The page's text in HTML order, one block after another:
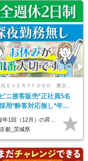
ニ接客販売*正社員5名
用*酔客対応無し*年休
～*創業59年の安定基盤*
ニ経験者優遇
り（6月・12月） 月給26万円＋賞与年2回＋交通費全額支給 役職の有無にかかわらず、日々の頑張りは正当に評価します！ リーダー・店長昇格後は等級に合わせて給与UP＋役職手当があるので、 納得感を持って働くことができます◎ ※経験・スキルを考慮の上、決定します ※上記金額には固定残業代（21時間分・3万7300円以上）を含みます。超過分は別途全額支給します ※試用期間3ヶ月間あり（期間中の給与・待遇に差異はありません）
都_茨城県